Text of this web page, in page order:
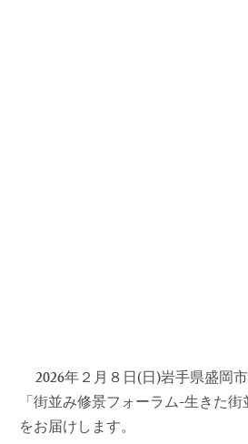
2026年２月８日(日)岩手県盛岡
「街並み修景フォーラム-生きた
をお届けします。